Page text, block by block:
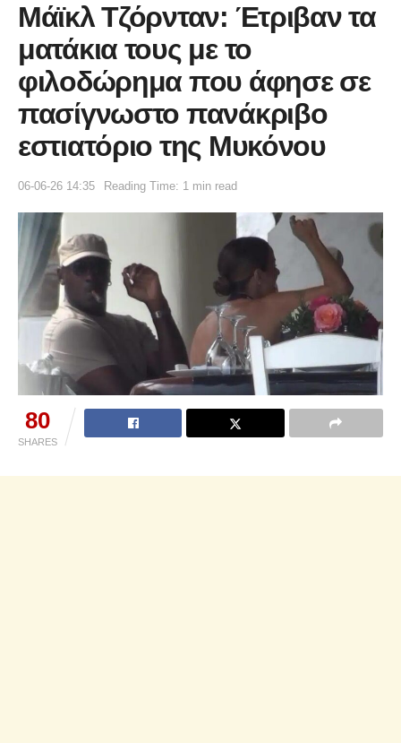
Μάϊκλ Τζόρνταν: Έτριβαν τα
ματάκια τους με το
φιλοδώρημα που άφησε σε
πασίγνωστο πανάκριβο
εστιατόριο της Μυκόνου
06-06-26 14:35 Reading Time: 1 min read
80
SHARES